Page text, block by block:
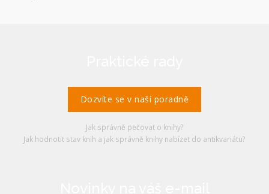
Dozvíte se v naší poradně
Jak správně pečovat o knihy?
Jak hodnotit stav knih a jak správně knihy nabízet do antikvariátu?